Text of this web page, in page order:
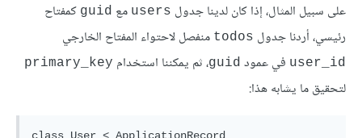
على سبيل المثال، إذا كان لدينا جدول users مع guid كمفتاح
رئيسي، أردنا جدول todos منفصل لاحتواء المفتاح الخارجي
user_id في عمود guid، ثم يمكننا استخدام primary_key
لتحقيق ما يشابه هذا: